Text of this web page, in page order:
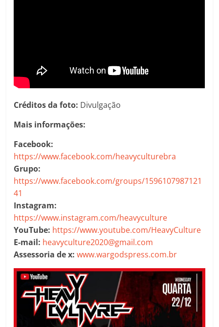
Créditos da foto: Divulgação
Mais informações:
Facebook:
https://www.facebook.com/heavyculturebra
Grupo:
https://www.facebook.com/groups/1596107987121
41
Instagram:
https://www.instagram.com/heavyculture
YouTube: https://www.youtube.com/HeavyCulture
E-mail: heavyculture2020@gmail.com
Assessoria de x:www.wargodspress.com.br